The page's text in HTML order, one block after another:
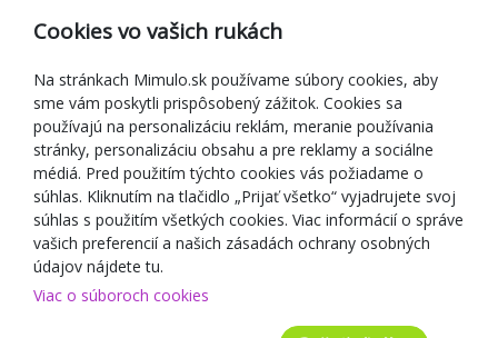
Reklamácia
Darčekové poukážky
Zľavové kupóny
Blog
O predajcovi
Mimulo.sk
Obchodné podmienky
Ochrana osobných údajov GDPR
Kontakty
Spolupracujeme
Cookies vo vašich rukách
Na stránkach Mimulo.sk používame súbory cookies, aby
sme vám poskytli prispôsobený zážitok. Cookies sa
používajú na personalizáciu reklám, meranie používania
stránky, personalizáciu obsahu a pre reklamy a sociálne
médiá. Pred použitím týchto cookies vás požiadame o
súhlas. Kliknutím na tlačidlo „Prijať všetko“ vyjadrujete svoj
súhlas s použitím všetkých cookies. Viac informácií o správe
vašich preferencií a našich zásadách ochrany osobných
údajov nájdete tu.
Viac o súboroch cookies